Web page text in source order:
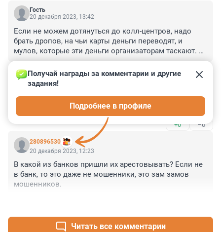
Гость
20 декабря 2023, 13:42
Если не можем дотянуться до колл-центров, надо
брать дропов, на чьи карты деньги переводят, и
мулов, которые эти деньги организаторам таскают.
Пару сотен таких отправить лес в Якутию валить - и
осветить это в СМИ, остальные задумаются, стоит ли
за комиссию так рисковать.
Гость
Шестёрки получат по полной за чужие бабки.
+0 –0
280896530
Получай награды за комментарии и другие
задания!
Подробнее в профиле
20 декабря 2023, 12:23
В какой из банков пришли их арестовывать? Если не
в банк, то это даже не мошенники, это зам замов
мошенников.
Читать все комментарии